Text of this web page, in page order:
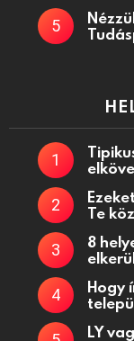
Te
8
Hogy
LY